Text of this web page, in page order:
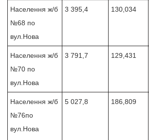
Населення ж/б
№68 по
вул.Нова
3 395,4 130,034
Населення ж/б
№70 по
вул.Нова
3 791,7 129,431
Населення ж/б
№76по
вул.Нова
5 027,8 186,809